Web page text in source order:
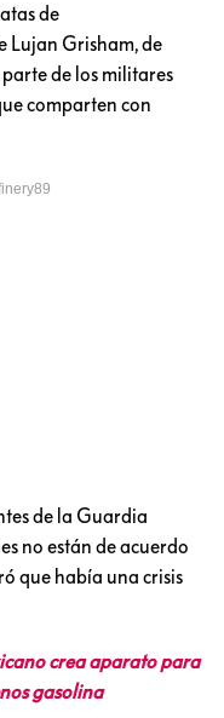
de
Lujan Grisham, de
de los militares
comparten con
de la Guardia
no están de acuerdo
que había una crisis
crea aparato para
gasolina